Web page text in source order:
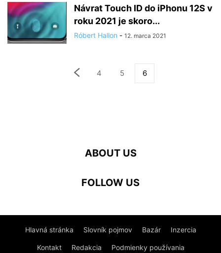
Návrat Touch ID do iPhonu 12S v
roku 2021 je skoro...
Róbert Hallon - 12. marca 2021
4 5 6
ABOUT US
FOLLOW US
Hlavná stránka Slovník pojmov Bazár Inzercia
Kontakt Redakcia Podmienky používania